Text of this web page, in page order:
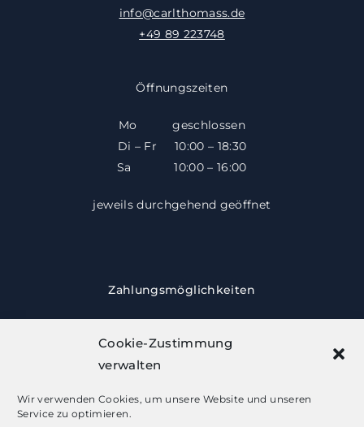
Cookie-Zustimmung
verwalten
Wir verwenden Cookies, um unsere Website und unseren
Service zu optimieren.
info@carlthomass.de
+49 89 223748
Öffnungszeiten
Mo geschlossen
Di – Fr 10:00 – 18:30
​​Sa 10:00 – 16:00
jeweils durchgehend geöffnet
Zahlungsmöglichkeiten